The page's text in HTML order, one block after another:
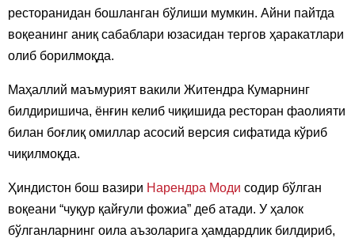
ресторанидан бошланган бўлиши мумкин. Айни пайтда
воқеанинг аниқ сабаблари юзасидан тергов ҳаракатлари
олиб борилмоқда.
Маҳаллий маъмурият вакили Житендра Кумарнинг
билдиришича, ёнғин келиб чиқишида ресторан фаолияти
билан боғлиқ омиллар асосий версия сифатида кўриб
чиқилмоқда.
Ҳиндистон бош вазири Нарендра Моди содир бўлган
воқеани “чуқур қайғули фожиа” деб атади. У ҳалок
бўлганларнинг оила аъзоларига ҳамдардлик билдириб,